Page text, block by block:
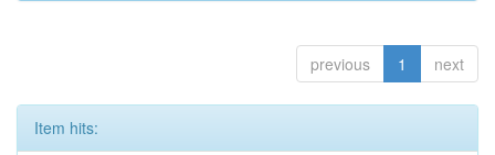
previous 1 next
Item hits: